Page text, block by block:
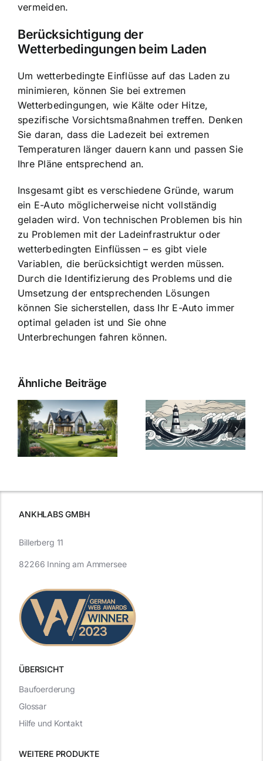
vermeiden.
Berücksichtigung der
Wetterbedingungen beim Laden
Um wetterbedingte Einflüsse auf das Laden zu
minimieren, können Sie bei extremen
Wetterbedingungen, wie Kälte oder Hitze,
spezifische Vorsichtsmaßnahmen treffen. Denken
Sie daran, dass die Ladezeit bei extremen
Temperaturen länger dauern kann und passen Sie
Ihre Pläne entsprechend an.
Insgesamt gibt es verschiedene Gründe, warum
ein E-Auto möglicherweise nicht vollständig
geladen wird. Von technischen Problemen bis hin
zu Problemen mit der Ladeinfrastruktur oder
wetterbedingten Einflüssen – es gibt viele
Variablen, die berücksichtigt werden müssen.
Durch die Identifizierung des Problems und die
Umsetzung der entsprechenden Lösungen
können Sie sicherstellen, dass Ihr E-Auto immer
optimal geladen ist und Sie ohne
Unterbrechungen fahren können.
Ähnliche Beiträge
Bauzinsen im
Sturm: Die
aktuelle
Entwicklung
Die Evolution
der
Bauzinsen: Ein
Blick in die
ANKHLABS GMBH
ÜBERSICHT
WEITERE PRODUKTE
Billerberg 11
82266 Inning am Ammersee
Baufoerderung
Glossar
Hilfe und Kontakt